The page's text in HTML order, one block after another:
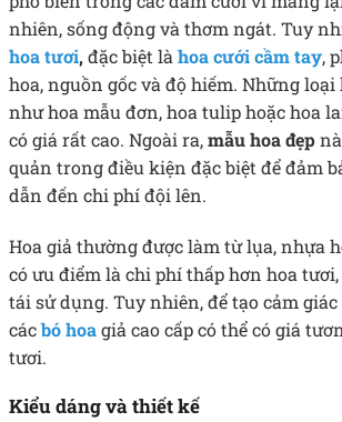
nhiên, sống động và thơm ngát. Tuy
hoa tươi,đặc biệt là hoa cưới cầm tay,
hoa, nguồn gốc và độ hiếm. Những
như hoa mẫu đơn, hoa tulip hoặc hoa
có giá rất cao. Ngoài ra,mẫu hoa đẹp
quản trong điều kiện đặc biệt để đảm
dẫn đến chi phí đội lên.
Hoa giả thường được làm từ lụa, nhựa
có ưu điểm là chi phí thấp hơn hoa tươi,
tái sử dụng. Tuy nhiên, để tạo cảm
cácbó hoagiả cao cấp có thể có giá
tươi.
Kiểu dáng và thiết kế